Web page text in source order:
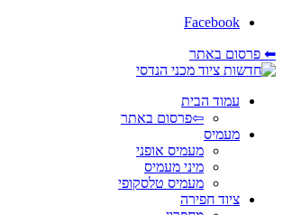
Facebook
⬅ פרסום באתר
עמוד הבית
⇦פרסום באתר
מעמיס
מעמיס אופני
מיני מעמיס
מעמיס טלסקופי
ציוד חפירה